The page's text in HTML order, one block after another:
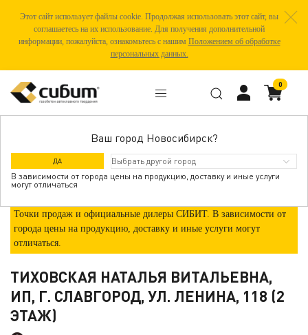
Этот сайт использует файлы cookie. Продолжая использовать этот сайт, вы
соглашаетесь на их использование. Для получения дополнительной
информации, пожалуйста, ознакомьтесь с нашим Положением об обработке
персональных данных.
Ваш город Новосибирск?
ДА
В зависимости от города цены на продукцию, доставку и иные услуги
могут отличаться
0
ГДЕ КУПИТЬ
Точки продаж и официальные дилеры СИБИТ. В зависимости от
города цены на продукцию, доставку и иные услуги могут
отличаться.
ТИХОВСКАЯ НАТАЛЬЯ ВИТАЛЬЕВНА,
ИП, Г. СЛАВГОРОД, УЛ. ЛЕНИНА, 118 (2
ЭТАЖ)